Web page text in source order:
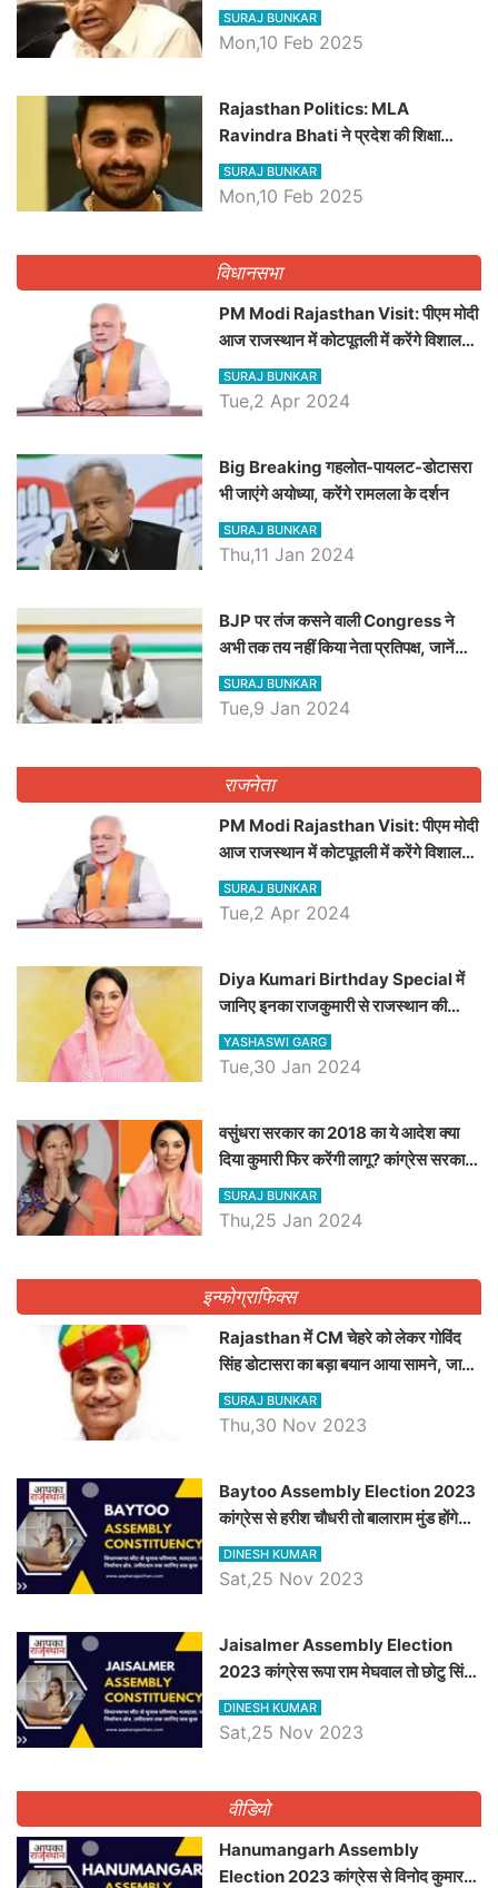
बड़ी खबरें
SURAJ BUNKAR
Mon,10 Feb 2025
Rajasthan Politics: MLA
Ravindra Bhati ने प्रदेश की शिक्षा
व्यवस्था पर उठाए सवाल, Madan
Dilawar पर हमला करते हुए गिनवाये खाली
SURAJ BUNKAR
Mon,10 Feb 2025
विधानसभा
PM Modi Rajasthan Visit: पीएम मोदी
आज राजस्थान में कोटपूतली में करेंगे विशाल
रैली, एक सभा से 8 सीटों पर साधेगें निशाना
SURAJ BUNKAR
Tue,2 Apr 2024
Big Breaking गहलोत-पायलट-डोटासरा
भी जाएंगे अयोध्या, करेंगे रामलला के दर्शन
SURAJ BUNKAR
Thu,11 Jan 2024
BJP पर तंज कसने वाली Congress ने
अभी तक तय नहीं किया नेता प्रतिपक्ष, जानें
कौन होगा दावेदार
SURAJ BUNKAR
Tue,9 Jan 2024
राजनेता
PM Modi Rajasthan Visit: पीएम मोदी
आज राजस्थान में कोटपूतली में करेंगे विशाल
रैली, एक सभा से 8 सीटों पर साधेगें निशाना
SURAJ BUNKAR
Tue,2 Apr 2024
Diya Kumari Birthday Special में
जानिए इनका राजकुमारी से राजस्थान की
डिप्टी सीएम बनने तक का सफर, एक क्लिक में
जाने पूरा जीवन परिचय
YASHASWI GARG
Tue,30 Jan 2024
वसुंधरा सरकार का 2018 का ये आदेश क्या
दिया कुमारी फिर करेंगी लागू? कांग्रेस सरकार
ने किया था निरस्त
SURAJ BUNKAR
Thu,25 Jan 2024
इन्फोग्राफिक्स
Rajasthan में CM चेहरे को लेकर गोविंद
सिंह डोटासरा का बड़ा बयान आया सामने, जानें
विचार
SURAJ BUNKAR
Thu,30 Nov 2023
Baytoo Assembly Election 2023
कांग्रेस से हरीश चौधरी तो बालाराम मुंड होंगे
भाजपा उम्मीदवार, जानिये बायतू विधानसभा
सीट के ताजा समीकरण
DINESH KUMAR
Sat,25 Nov 2023
​​​​​​​Jaisalmer Assembly Election
2023 कांग्रेस रूपा राम मेघवाल तो छोटु सिंह
भाटी होंगे भाजपा उम्मीदवार, जानिये जैसलमेर
विधानसभा सीट के ताजा समीकरण
DINESH KUMAR
Sat,25 Nov 2023
वीडियो
Hanumangarh Assembly
Election 2023 कांग्रेस से विनोद कुमार